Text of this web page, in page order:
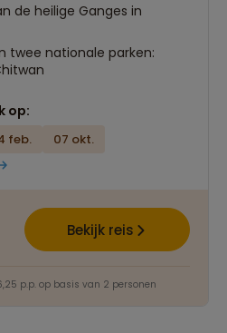
de heilige Ganges in
twee nationale parken:
op:
feb.
07 okt.
Bekijk reis
p.p. op basis van 2 personen